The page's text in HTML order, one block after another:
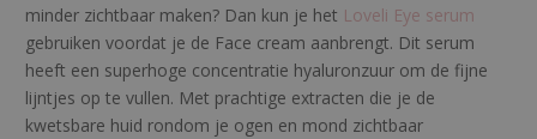
minder zichtbaar maken? Dan kun je het Loveli Eye serum
gebruiken voordat je de Face cream aanbrengt. Dit serum
heeft een superhoge concentratie hyaluronzuur om de fijne
lijntjes op te vullen. Met prachtige extracten die je de
kwetsbare huid rondom je ogen en mond zichtbaar